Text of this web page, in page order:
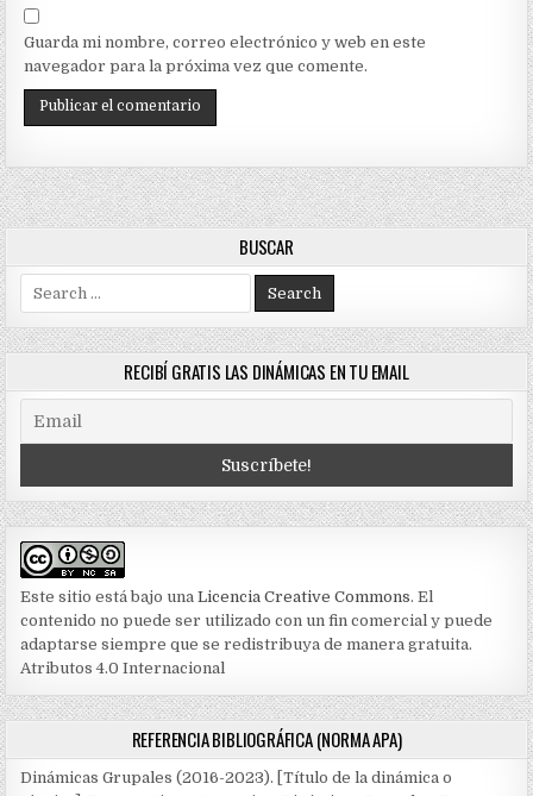
Guarda mi nombre, correo electrónico y web en este
navegador para la próxima vez que comente.
BUSCAR
for:
RECIBÍ GRATIS LAS DINÁMICAS EN TU EMAIL
Este sitio está bajo unaLicencia Creative Commons. El
contenido no puede ser utilizado con un fin comercial y puede
adaptarse siempre que se redistribuya de manera gratuita.
Atributos 4.0 Internacional
REFERENCIA BIBLIOGRÁFICA (NORMA APA)
Dinámicas Grupales (2016-2023). [Título de la dinámica o